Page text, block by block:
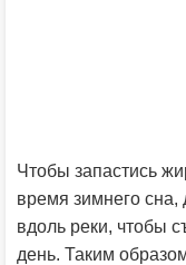
Чтобы запастись
время зимнего сна,
вдоль реки, чтобы
день. Таким